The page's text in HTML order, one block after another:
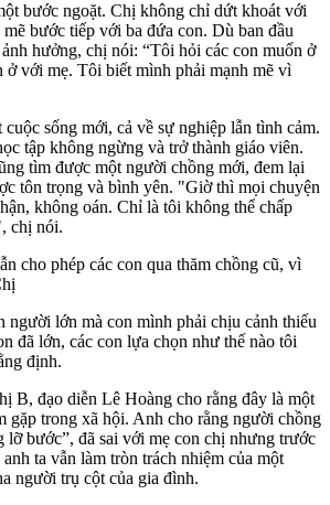
bước ngoặt. Chị không chỉ dứt khoát với
bước tiếp với ba đứa con. Dù ban đầu
hưởng, chị nói: “Tôi hỏi các con muốn ở
ở với mẹ. Tôi biết mình phải mạnh mẽ vì
sống mới, cả về sự nghiệp lẫn tình cảm.
tập không ngừng và trở thành giáo viên.
tìm được một người chồng mới, đem lại
tôn trọng và bình yên. "Giờ thì mọi chuyện
không oán. Chỉ là tôi không thể chấp
chị nói.
cho phép các con qua thăm chồng cũ, vì
người lớn mà con mình phải chịu cảnh thiếu
đã lớn, các con lựa chọn như thế nào tôi
định.
B, đạo diễn Lê Hoàng cho rằng đây là một
gặp trong xã hội. Anh cho rằng người chồng
lỡ bước”, đã sai với mẹ con chị nhưng trước
ta vẫn làm tròn trách nhiệm của một
người trụ cột của gia đình.